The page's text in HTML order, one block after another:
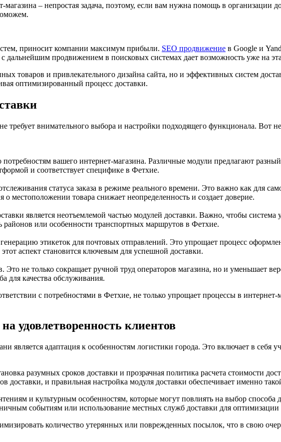
– непростая задача, поэтому, если вам нужна помощь в организации
приносит компании максимум прибыли. SEO продвижение в Google и
с дальнейшим продвижением в поисковых системах дает возможность уже на
товаров и привлекательного дизайна сайта, но и эффективных систем
оптимизированный процесс доставки.
требует внимательного выбора и настройки подходящего функционала. Вот
вашего интернет-магазина. Различные модули предлагают
и соответствует специфике в Фетхие.
статуса заказа в режиме реального времени. Это важно как для
местоположении товара снижает неопределенность и создает доверие.
является неотъемлемой частью модулей доставки. Важно, чтобы
районов или особенности транспортных маршрутов в Фетхие.
этикеток для почтовых отправлений. Это упрощает процесс
аспект становится ключевым для успешной доставки.
Это не только сокращает ручной труд операторов магазина, но и уменьшает
для качества обслуживания.
с потребностями в Фетхие, не только упрощает процессы в
удовлетворенность клиентов
адаптация к особенностям логистики города. Это включает в себя
разумных сроков доставки и прозрачная политика расчета стоимости
и правильная настройка модуля доставки обеспечивает именно
и культурным особенностям, которые могут повлиять на выбор способа
событиям или использование местных служб доставки для оптимизации
количество утерянных или поврежденных посылок, что в свою